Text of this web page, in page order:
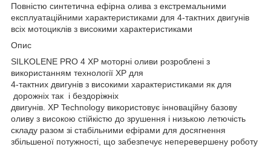
Повністю синтетична ефірна олива з екстремальними
експлуатаційними характеристиками для 4-тактних двигунів
всіх мотоциклів з високими характеристиками
Опис
SILKOLENE PRO 4 XP моторні оливи розроблені з
використанням технології XP для
4-тактних двигунів з високими характеристиками як для
дорожніх так і бездоріжніх
двигунів. XP Technology використовує інноваційну базову
оливу з високою стійкістю до зрушення і низькою летючість
складу разом зі стабільними ефірами для досягнення
збільшеної потужності, що забезпечує неперевершену роботу